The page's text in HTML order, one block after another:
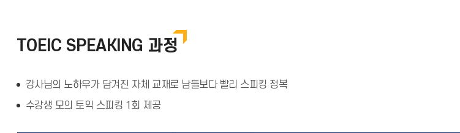
TOEIC SPEAKING 과정
강사님의 노하우가 담겨진 자체 교재로 남들보다 빨리 스피킹 정복
수강생 모의 토익 스피킹 1회 제공